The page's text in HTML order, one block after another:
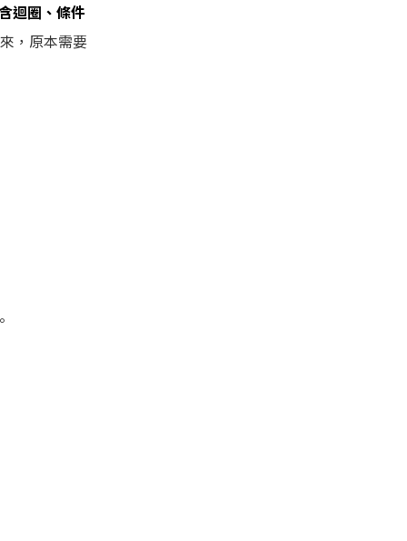
迴圈、條件
，原本需要